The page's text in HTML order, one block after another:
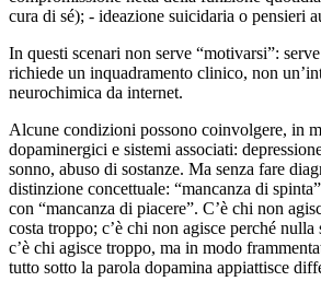
cura di sé); - ideazione suicidaria o pensieri
In questi scenari non serve “motivarsi”:
richiede un inquadramento clinico, non
neurochimica da internet.
Alcune condizioni possono coinvolgere, in
dopaminergici e sistemi associati:
sonno, abuso di sostanze. Ma senza fare
distinzione concettuale: “mancanza di
con “mancanza di piacere”. C’è chi non
costa troppo; c’è chi non agisce perché nulla
c’è chi agisce troppo, ma in modo
tutto sotto la parola dopamina appiattisce